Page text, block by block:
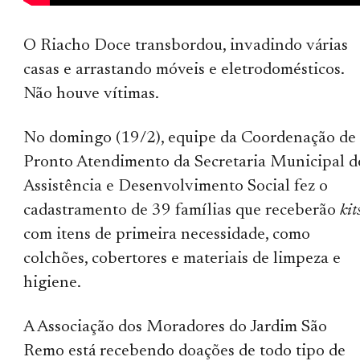
O Riacho Doce transbordou, invadindo várias
casas e arrastando móveis e eletrodomésticos.
Não houve vítimas.
No domingo (19/2), equipe da Coordenação de
Pronto Atendimento da Secretaria Municipal
Assistência e Desenvolvimento Social fez o
cadastramento de 39 famílias que receberão
com itens de primeira necessidade, como
colchões, cobertores e materiais de limpeza e
higiene.
A Associação dos Moradores do Jardim São
Remo está recebendo doações de todo tipo de